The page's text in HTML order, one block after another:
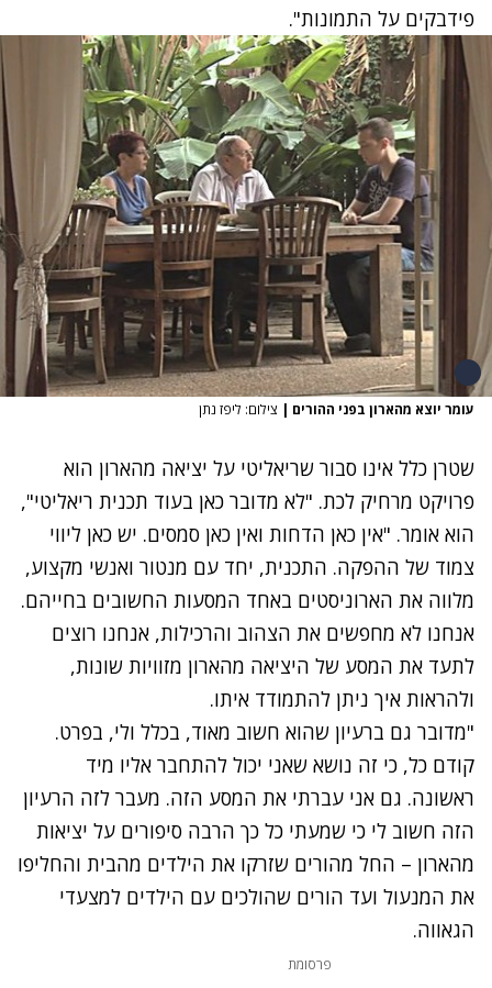
פידבקים על התמונות".
עומר יוצא מהארון בפני ההורים | צילום: ליפז נתן
שטרן כלל אינו סבור שריאליטי על יציאה מהארון הוא
פרויקט מרחיק לכת. "לא מדובר כאן בעוד תכנית ריאליטי",
הוא אומר. "אין כאן הדחות ואין כאן סמסים. יש כאן ליווי
צמוד של ההפקה. התכנית, יחד עם מנטור ואנשי מקצוע,
מלווה את הארוניסטים באחד המסעות החשובים בחייהם.
אנחנו לא מחפשים את הצהוב והרכילות, אנחנו רוצים
לתעד את המסע של היציאה מהארון מזוויות שונות,
ולהראות איך ניתן להתמודד איתו.
"מדובר גם ברעיון שהוא חשוב מאוד, בכלל ולי, בפרט.
קודם כל, כי זה נושא שאני יכול להתחבר אליו מיד
ראשונה. גם אני עברתי את המסע הזה. מעבר לזה הרעיון
הזה חשוב לי כי שמעתי כל כך הרבה סיפורים על יציאות
מהארון – החל מהורים שזרקו את הילדים מהבית והחליפו
את המנעול ועד הורים שהולכים עם הילדים למצעדי
הגאווה.
פרסומת